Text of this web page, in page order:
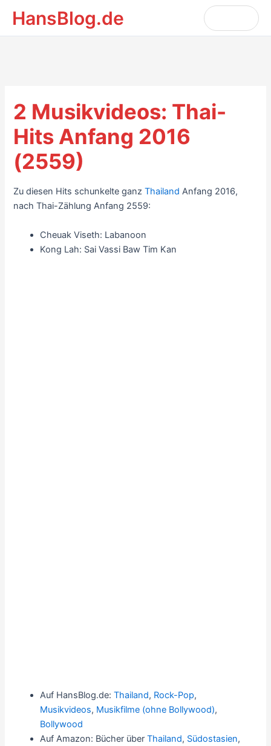
Inhalt
springen
HansBlog.de
Search
for:
2 Musikvideos: Thai-
Hits Anfang 2016
(2559)
Zu diesen Hits schunkelte ganzThailand Anfang 2016,
nach Thai-Zählung Anfang 2559:
Cheuak Viseth: Labanoon
Kong Lah: Sai Vassi Baw Tim Kan
Auf HansBlog.de:Thailand, Rock-Pop,
Musikvideos, Musikfilme (ohne Bollywood),
Bollywood
Auf Amazon: Bücher überThailand, Südostasien,